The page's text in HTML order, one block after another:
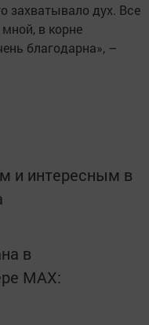
захватывало дух. Все
в корне
благодарна», –
и интересным в
в
MАХ: